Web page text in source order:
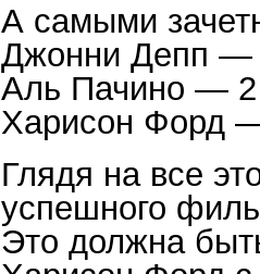
А самыми
Джонни Депп —
Аль Пачино — 2
Харисон Форд
Глядя на все
успешного
Это должна